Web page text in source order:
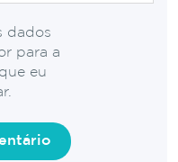
dados
para a
eu